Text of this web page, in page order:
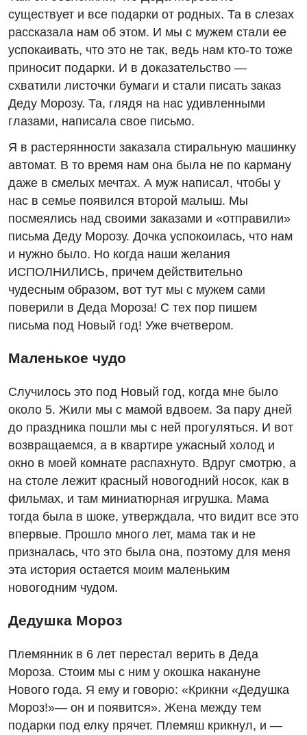
существует и все подарки от родных. Та в слезах
рассказала нам об этом. И мы с мужем стали ее
успокаивать, что это не так, ведь нам кто-то тоже
приносит подарки. И в доказательство —
схватили листочки бумаги и стали писать заказ
Деду Морозу. Та, глядя на нас удивленными
глазами, написала свое письмо.
Я в растерянности заказала стиральную машинку
автомат. В то время нам она была не по карману
даже в смелых мечтах. А муж написал, чтобы у
нас в семье появился второй малыш. Мы
посмеялись над своими заказами и «отправили»
письма Деду Морозу. Дочка успокоилась, что нам
и нужно было. Но когда наши желания
ИСПОЛНИЛИСЬ, причем действительно
чудесным образом, вот тут мы с мужем сами
поверили в Деда Мороза! С тех пор пишем
письма под Новый год! Уже вчетвером.
Маленькое чудо
Случилось это под Новый год, когда мне было
около 5. Жили мы с мамой вдвоем. За пару дней
до праздника пошли мы с ней прогуляться. И вот
возвращаемся, а в квартире ужасный холод и
окно в моей комнате распахнуто. Вдруг смотрю, а
на столе лежит красный новогодний носок, как в
фильмах, и там миниатюрная игрушка. Мама
тогда была в шоке, утверждала, что видит все это
впервые. Прошло много лет, мама так и не
призналась, что это была она, поэтому для меня
эта история остается моим маленьким
новогодним чудом.
Дедушка Мороз
Племянник в 6 лет перестал верить в Деда
Мороза. Стоим мы с ним у окошка накануне
Нового года. Я ему и говорю: «Крикни «Дедушка
Мороз!»— он и появится». Жена между тем
подарки под елку прячет. Племяш крикнул, и —